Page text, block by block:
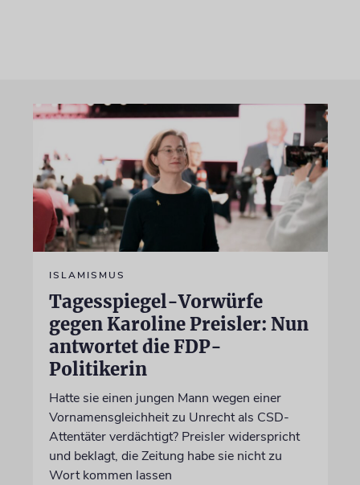
ISLAMISMUS
Tagesspiegel-Vorwürfe
gegen Karoline Preisler: Nun
antwortet die FDP-
Politikerin
Hatte sie einen jungen Mann wegen einer
Vornamensgleichheit zu Unrecht als CSD-
Attentäter verdächtigt? Preisler widerspricht
und beklagt, die Zeitung habe sie nicht zu
Wort kommen lassen